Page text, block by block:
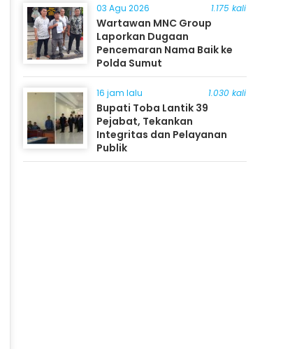
03 Agu 2026 1.175 kali
Wartawan MNC Group
Laporkan Dugaan
Pencemaran Nama Baik ke
Polda Sumut
16 jam lalu 1.030 kali
Bupati Toba Lantik 39
Pejabat, Tekankan
Integritas dan Pelayanan
Publik